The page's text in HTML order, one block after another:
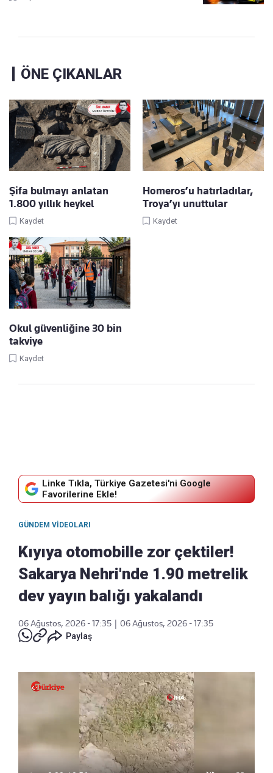
ÖNE ÇIKANLAR
Şifa bulmayı anlatan
1.800 yıllık heykel
Kaydet
Homeros’u hatırladılar,
Troya’yı unuttular
Kaydet
Okul güvenliğine 30 bin
takviye
Kaydet
Linke Tıkla, Türkiye Gazetesi'ni Google
Favorilerine Ekle!
GÜNDEM VIDEOLARI
Kıyıya otomobille zor çektiler!
Sakarya Nehri'nde 1.90 metrelik
dev yayın balığı yakalandı
06 Ağustos, 2026 - 17:35
06 Ağustos, 2026 - 17:35
Paylaş